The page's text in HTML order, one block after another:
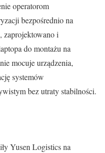
operatorom
bezpośrednio na
zaprojektowano i
do montażu na
mocuje urządzenia,
systemów
bez utraty stabilności.
Yusen Logistics na